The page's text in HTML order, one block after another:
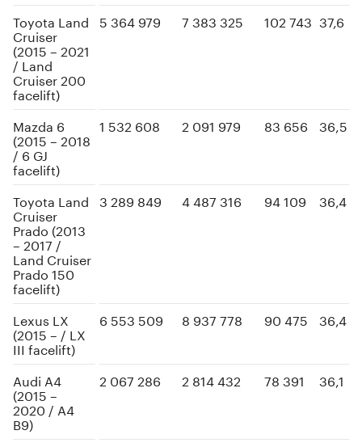
Toyota Land
Cruiser
(2015 – 2021
/ Land
Cruiser 200
facelift)
5 364 979 7 383 325 102 743 37,6
Mazda 6
(2015 – 2018
/ 6 GJ
facelift)
1 532 608 2 091 979 83 656 36,5
Toyota Land
Cruiser
Prado (2013
– 2017 /
Land Cruiser
Prado 150
facelift)
3 289 849 4 487 316 94 109 36,4
Lexus LX
(2015 – / LX
III facelift)
6 553 509 8 937 778 90 475 36,4
Audi A4
(2015 –
2020 / A4
B9)
2 067 286 2 814 432 78 391 36,1